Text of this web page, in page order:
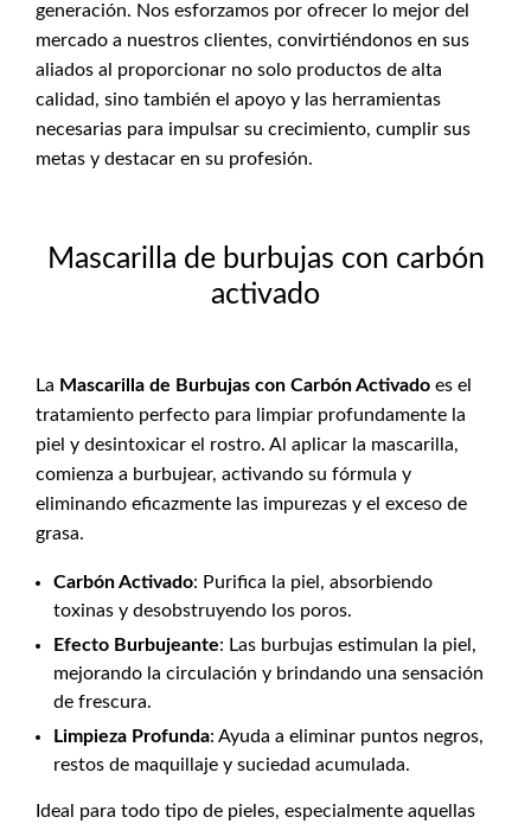
generación. Nos esforzamos por ofrecer lo mejor del
mercado a nuestros clientes, convirtiéndonos en sus
aliados al proporcionar no solo productos de alta
calidad, sino también el apoyo y las herramientas
necesarias para impulsar su crecimiento, cumplir sus
metas y destacar en su profesión.
Mascarilla de burbujas con carbón
activado
La Mascarilla de Burbujas con Carbón Activado es el
tratamiento perfecto para limpiar profundamente la
piel y desintoxicar el rostro. Al aplicar la mascarilla,
comienza a burbujear, activando su fórmula y
eliminando eficazmente las impurezas y el exceso de
grasa.
Carbón Activado: Purifica la piel, absorbiendo
toxinas y desobstruyendo los poros.
Efecto Burbujeante: Las burbujas estimulan la piel,
mejorando la circulación y brindando una sensación
de frescura.
Limpieza Profunda: Ayuda a eliminar puntos negros,
restos de maquillaje y suciedad acumulada.
Ideal para todo tipo de pieles, especialmente aquellas